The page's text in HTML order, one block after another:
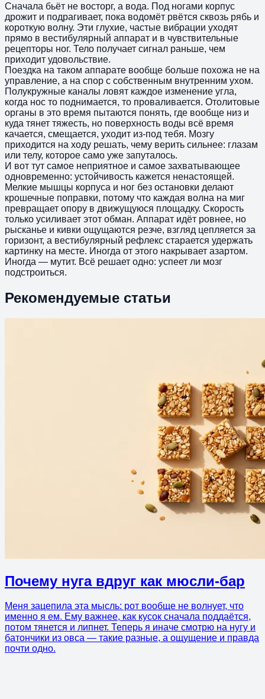
Сначала бьёт не восторг, а вода. Под ногами корпус
дрожит и подрагивает, пока водомёт рвётся сквозь рябь и
короткую волну. Эти глухие, частые вибрации уходят
прямо в вестибулярный аппарат и в чувствительные
рецепторы ног. Тело получает сигнал раньше, чем
приходит удовольствие.
Поездка на таком аппарате вообще больше похожа не на
управление, а на спор с собственным внутренним ухом.
Полукружные каналы ловят каждое изменение угла,
когда нос то поднимается, то проваливается. Отолитовые
органы в это время пытаются понять, где вообще низ и
куда тянет тяжесть, но поверхность воды всё время
качается, смещается, уходит из-под тебя. Мозгу
приходится на ходу решать, чему верить сильнее: глазам
или телу, которое само уже запуталось.
И вот тут самое неприятное и самое захватывающее
одновременно: устойчивость кажется ненастоящей.
Мелкие мышцы корпуса и ног без остановки делают
крошечные поправки, потому что каждая волна на миг
превращает опору в движущуюся площадку. Скорость
только усиливает этот обман. Аппарат идёт ровнее, но
рысканье и кивки ощущаются резче, взгляд цепляется за
горизонт, а вестибулярный рефлекс старается удержать
картинку на месте. Иногда от этого накрывает азартом.
Иногда — мутит. Всё решает одно: успеет ли мозг
подстроиться.
Рекомендуемые статьи
Почему нуга вдруг как мюсли-бар
Меня зацепила эта мысль: рот вообще не волнует, что
именно я ем. Ему важнее, как кусок сначала поддаётся,
потом тянется и липнет. Теперь я иначе смотрю на нугу и
батончики из овса — такие разные, а ощущение и правда
почти одно.